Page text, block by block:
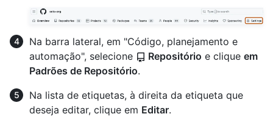
Na barra lateral, em "Código, planejamento e
automação", selecione
Repositório e clique em
Padrões de Repositório.
Na lista de etiquetas, à direita da etiqueta que
deseja editar, clique em Editar.